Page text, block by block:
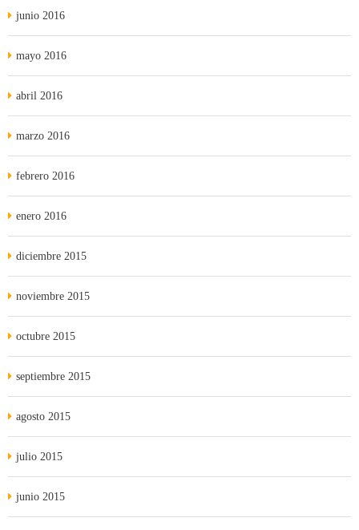
junio 2016
mayo 2016
abril 2016
marzo 2016
febrero 2016
enero 2016
diciembre 2015
noviembre 2015
octubre 2015
septiembre 2015
agosto 2015
julio 2015
junio 2015